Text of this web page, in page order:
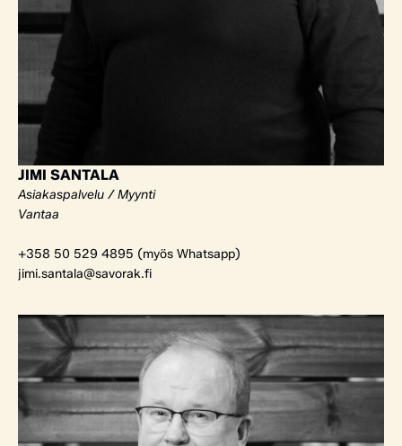
JIMI SANTALA
Asiakaspalvelu / Myynti
Vantaa
+358 50 529 4895 (myös Whatsapp)
jimi.santala@savorak.fi